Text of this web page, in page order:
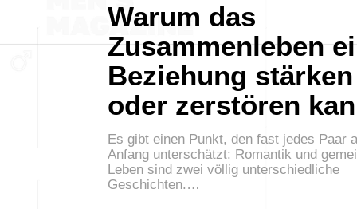
Warum das
Zusammenleben
Beziehung stärken
oder zerstören
Es gibt einen Punkt, den fast jedes Paar
Anfang unterschätzt: Romantik und
Leben sind zwei völlig unterschiedliche
Geschichten.…